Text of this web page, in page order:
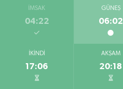
İMSAK
04:22
GÜNEŞ
06:02
İKINDI
17:06
AKŞAM
20:18